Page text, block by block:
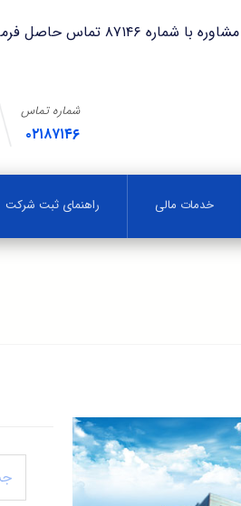
حاصل فرمایید.
شماره تماس
۰۲۱۸۷۱۴۶
خدمات مالی راهنمای ثبت شرکت